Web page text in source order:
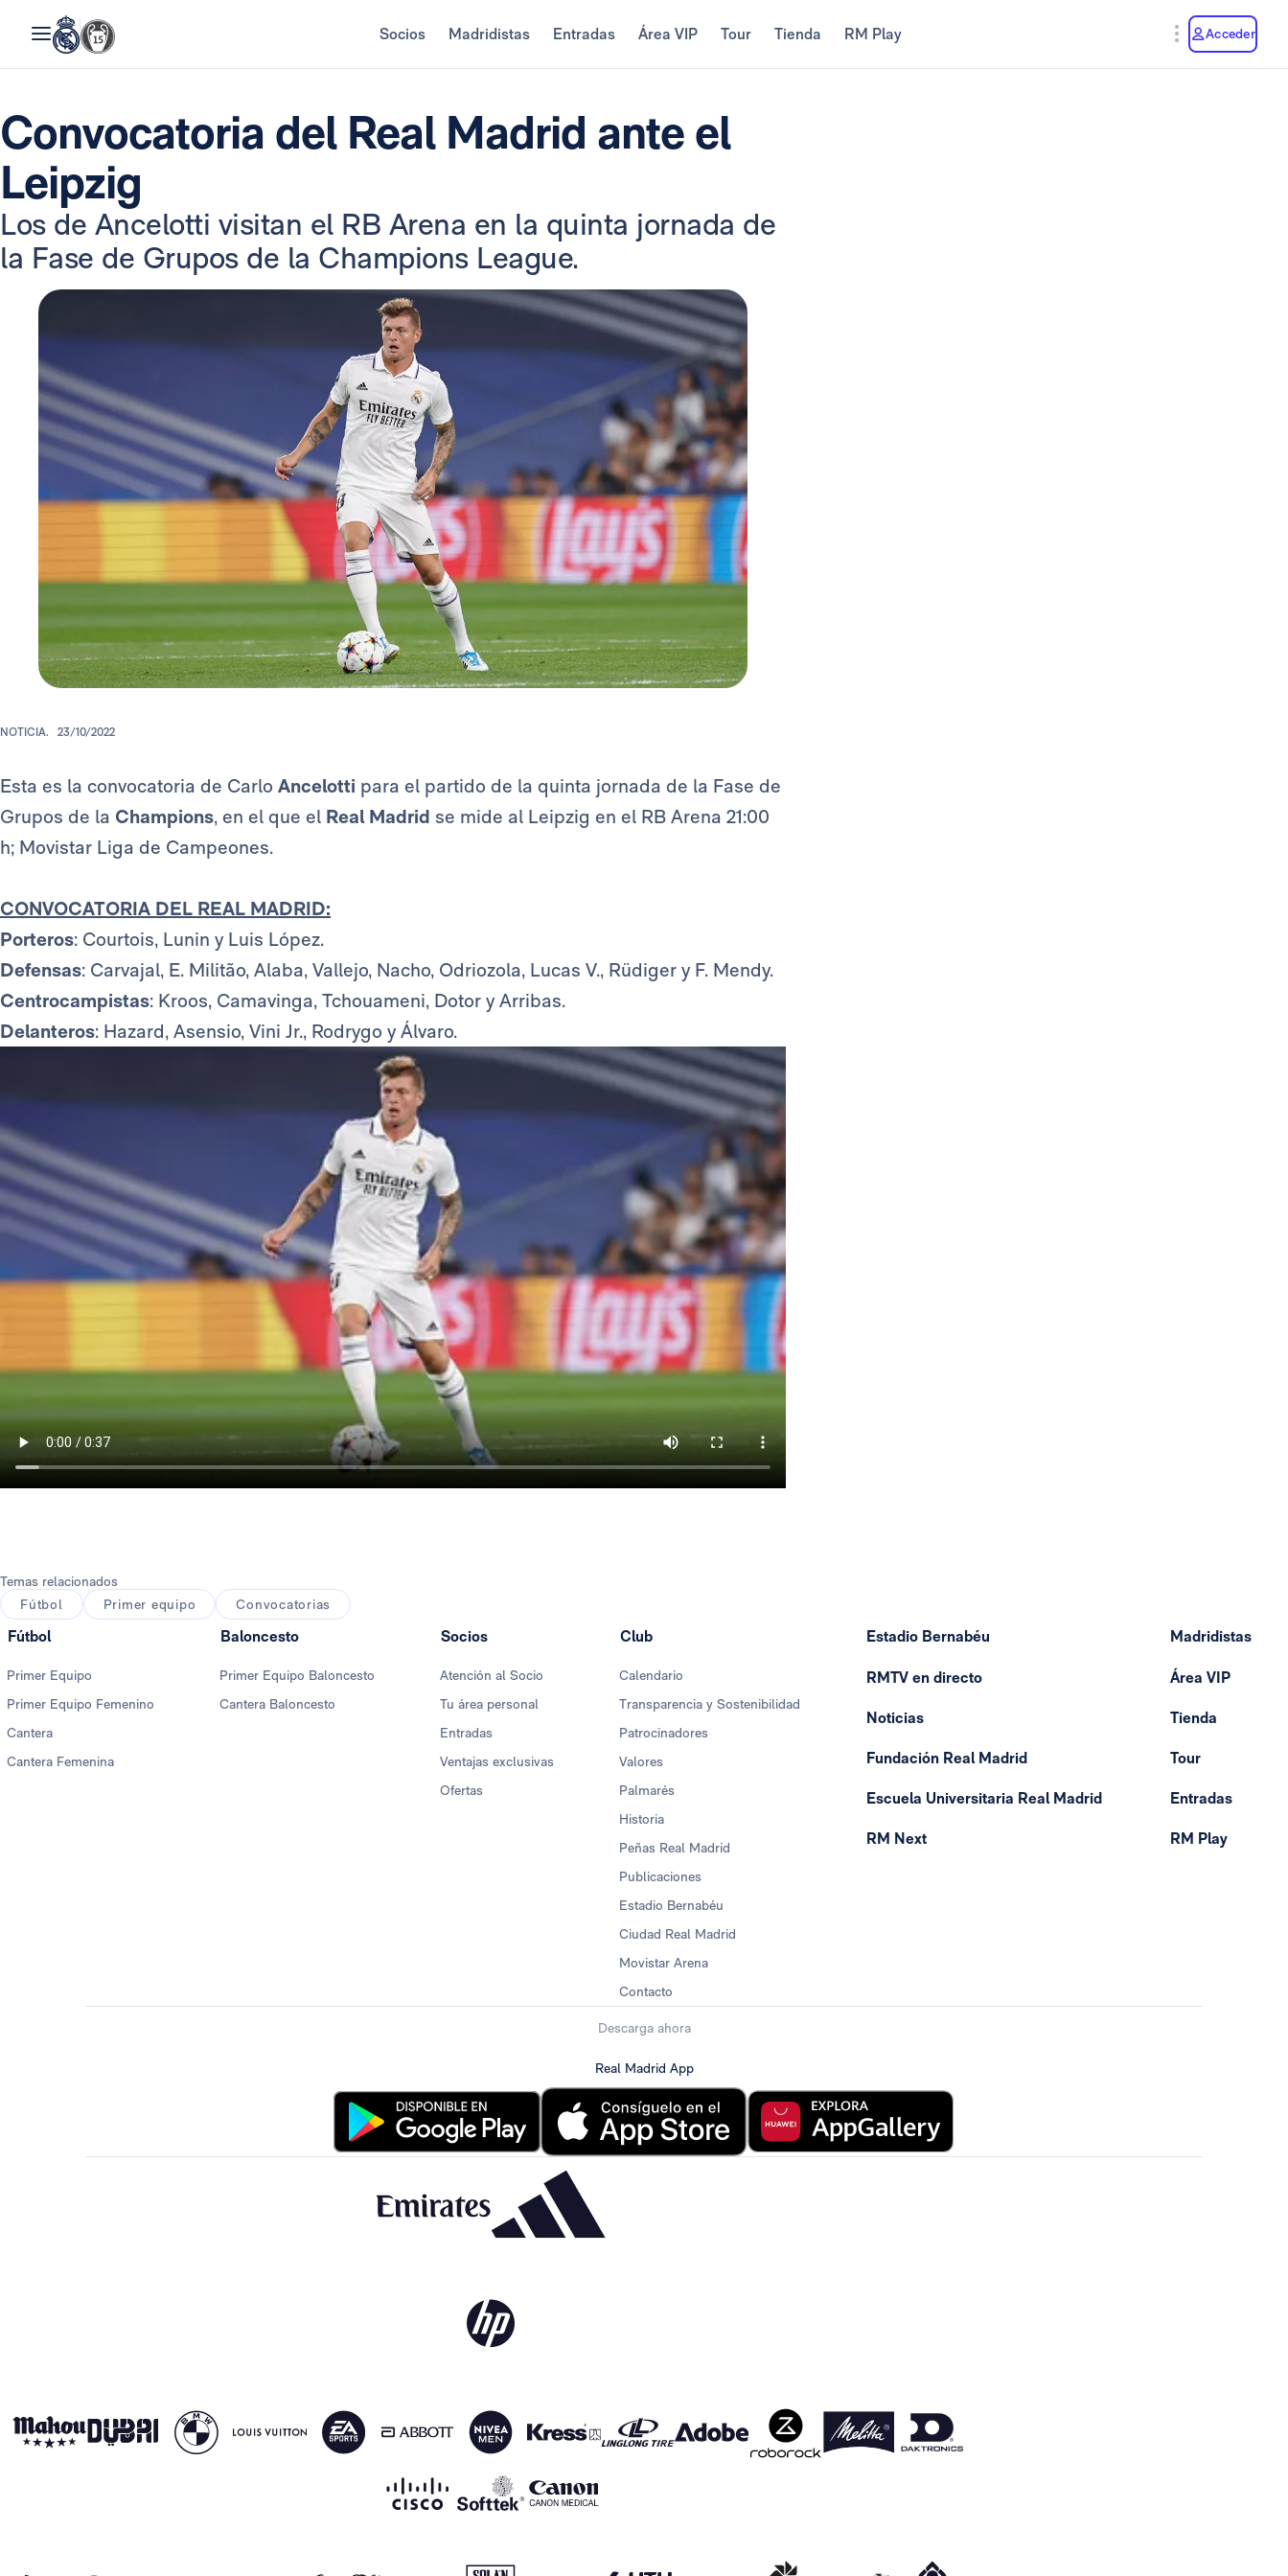
Socios Madridistas Entradas Área VIP Tour Tienda RM Play Acceder
Convocatoria del Real Madrid ante el
Leipzig
Los de Ancelotti visitan el RB Arena en la quinta jornada de
la Fase de Grupos de la Champions League.
NOTICIA. 23/10/2022
Esta es la convocatoria de Carlo Ancelotti para el partido de la quinta jornada de la Fase de
Grupos de la Champions, en el que el Real Madrid se mide al Leipzig en el RB Arena 21:00
h; Movistar Liga de Campeones.
CONVOCATORIA DEL REAL MADRID:
Porteros: Courtois, Lunin y Luis López.
Defensas: Carvajal, E. Militão, Alaba, Vallejo, Nacho, Odriozola, Lucas V., Rüdiger y F. Mendy.
Centrocampistas: Kroos, Camavinga, Tchouameni, Dotor y Arribas.
Delanteros: Hazard, Asensio, Vini Jr., Rodrygo y Álvaro.
Temas relacionados
Fútbol
Primer equipo Convocatorias
Fútbol
Primer Equipo
Primer Equipo Femenino
Cantera
Cantera Femenina
Baloncesto
Primer Equipo Baloncesto
Cantera Baloncesto
Socios
Atención al Socio
Tu área personal
Entradas
Ventajas exclusivas
Ofertas
Club
Calendario
Transparencia y Sostenibilidad
Patrocinadores
Valores
Palmarés
Historia
Peñas Real Madrid
Publicaciones
Estadio Bernabéu
Ciudad Real Madrid
Movistar Arena
Contacto
Estadio Bernabéu
RMTV en directo
Noticias
Fundación Real Madrid
Escuela Universitaria Real Madrid
RM Next
Madridistas
Área VIP
Tienda
Tour
Entradas
RM Play
Descarga ahora
Real Madrid App